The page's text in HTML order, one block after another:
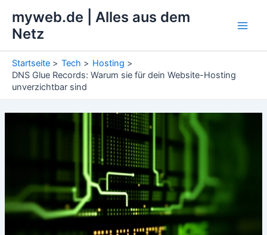
Inhalt
springen
myweb.de | Alles aus dem
Netz
Startseite Tech
Hosting
DNS Glue Records: Warum sie für dein Website-Hosting
unverzichtbar sind